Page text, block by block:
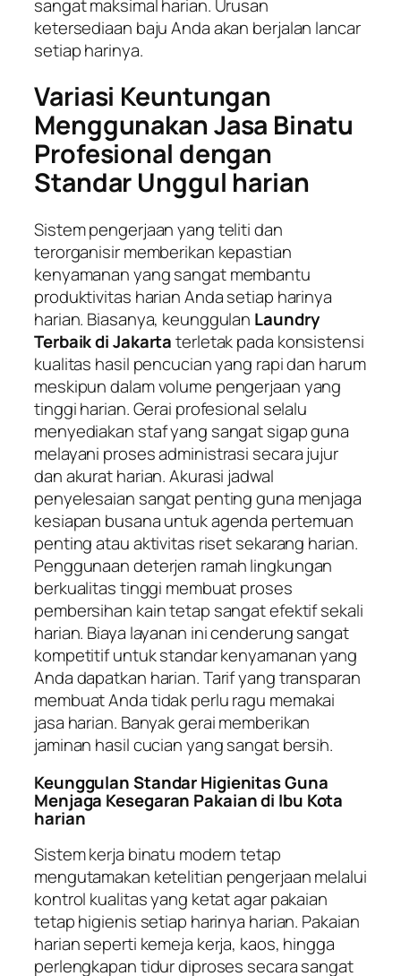
sangat maksimal harian. Urusan
ketersediaan baju Anda akan berjalan lancar
setiap harinya.
Variasi Keuntungan
Menggunakan Jasa Binatu
Profesional dengan
Standar Unggul harian
Sistem pengerjaan yang teliti dan
terorganisir memberikan kepastian
kenyamanan yang sangat membantu
produktivitas harian Anda setiap harinya
harian. Biasanya, keunggulan Laundry
Terbaik di Jakartaterletak pada konsistensi
kualitas hasil pencucian yang rapi dan harum
meskipun dalam volume pengerjaan yang
tinggi harian. Gerai profesional selalu
menyediakan staf yang sangat sigap guna
melayani proses administrasi secara jujur
dan akurat harian. Akurasi jadwal
penyelesaian sangat penting guna menjaga
kesiapan busana untuk agenda pertemuan
penting atau aktivitas riset sekarang harian.
Penggunaan deterjen ramah lingkungan
berkualitas tinggi membuat proses
pembersihan kain tetap sangat efektif sekali
harian. Biaya layanan ini cenderung sangat
kompetitif untuk standar kenyamanan yang
Anda dapatkan harian. Tarif yang transparan
membuat Anda tidak perlu ragu memakai
jasa harian. Banyak gerai memberikan
jaminan hasil cucian yang sangat bersih.
Keunggulan Standar Higienitas Guna
Menjaga Kesegaran Pakaian di Ibu Kota
harian
Sistem kerja binatu modern tetap
mengutamakan ketelitian pengerjaan melalui
kontrol kualitas yang ketat agar pakaian
tetap higienis setiap harinya harian. Pakaian
harian seperti kemeja kerja, kaos, hingga
perlengkapan tidur diproses secara sangat